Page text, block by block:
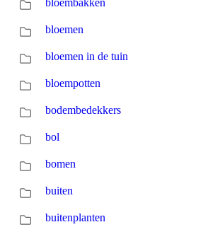
bloemen
bloemen in de tuin
bloempotten
bodembedekkers
bol
bomen
buiten
buitenplanten